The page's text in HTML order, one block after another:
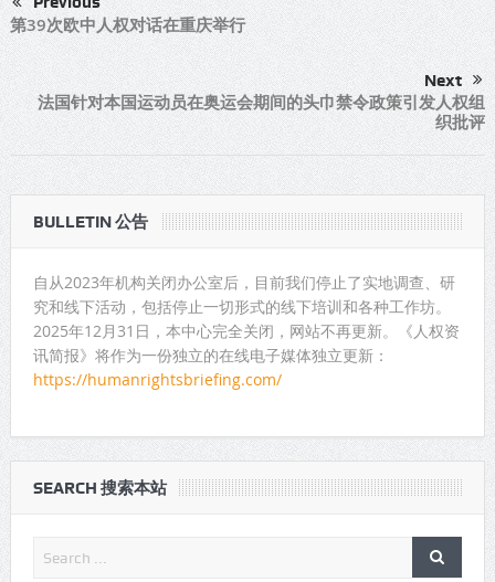
第39次欧中人权对话在重庆举行
Next
法国针对本国运动员在奥运会期间的头巾禁令政策引发人权组
织批评
BULLETIN 公告
自从2023年机构关闭办公室后，目前我们停止了实地调查、研
究和线下活动，包括停止一切形式的线下培训和各种工作坊。
2025年12月31日，本中心完全关闭，网站不再更新。《人权资
讯简报》将作为一份独立的在线电子媒体独立更新：
https://humanrightsbriefing.com/
SEARCH 搜索本站